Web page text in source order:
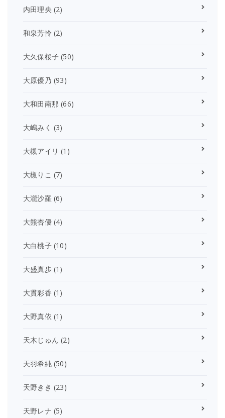
内田理央 (2)
和泉芳怜 (2)
大久保桜子 (50)
大原優乃 (93)
大和田南那 (66)
大嶋みく (3)
大槻アイリ (1)
大槻りこ (7)
大瀧沙羅 (6)
大熊杏優(4)
大白桃子(10)
大盛真歩(1)
大貫彩香 (1)
大野真依 (1)
天木じゅん (2)
天羽希純(50)
天野きき (23)
天野レナ (5)